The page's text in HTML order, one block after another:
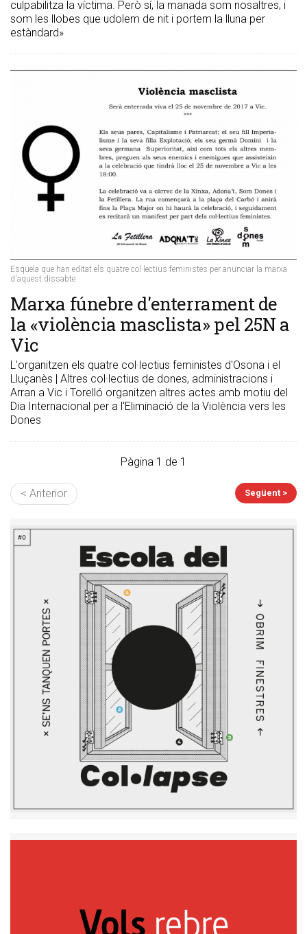
culpabilitza la víctima. Però sí, la manada som nosaltres, i
som les llobes que udolem de nit i portem la lluna per
estàndard»
Esquela que han editat els quatre col·lectius feministes per anunciar la marxa
d'aquest dissabte
Marxa fúnebre d'enterrament de
la «violència masclista» pel 25N a
Vic
L'organitzen els quatre col·lectius feministes d'Osona i el
Lluçanès | Altres col·lectius de dones, administracions i
Arran a Vic i Torelló organitzen altres actes amb motiu del
Dia Internacional per a l'Eliminació de la Violència vers les
Dones
Pàgina 1 de 1
< Anterior Següent >